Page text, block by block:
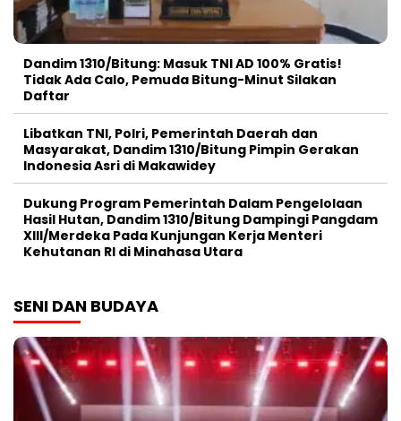
Dandim 1310/Bitung: Masuk TNI AD 100% Gratis!
Tidak Ada Calo, Pemuda Bitung-Minut Silakan
Daftar
Libatkan TNI, Polri, Pemerintah Daerah dan
Masyarakat, Dandim 1310/Bitung Pimpin Gerakan
Indonesia Asri di Makawidey
Dukung Program Pemerintah Dalam Pengelolaan
Hasil Hutan, Dandim 1310/Bitung Dampingi Pangdam
XIII/Merdeka Pada Kunjungan Kerja Menteri
Kehutanan RI di Minahasa Utara
SENI DAN BUDAYA